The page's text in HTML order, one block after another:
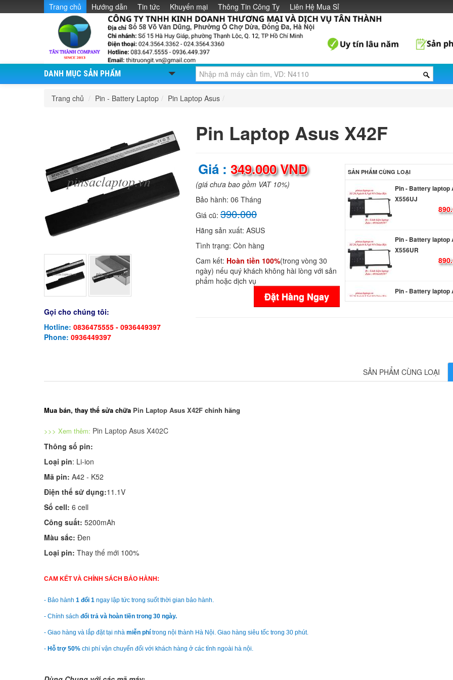
Trang chủ Hướng dẫn Tin tức Khuyến mại Thông Tin Công Ty Liên Hệ Mua Sỉ
DANH MỤC SẢN PHẨM
Trang chủ / Pin - Battery Laptop / Pin Laptop Asus /
Gọi cho chúng tôi:
Hotline: 0836475555 - 0936449397
Phone: 0936449397
Pin Laptop Asus X42F
Giá : 349.000 VND
(giá chưa bao gồm VAT 10%)
Bảo hành: 06 Tháng
Giá cũ: 390.000
Hãng sản xuất: ASUS
Tình trạng: Còn hàng
Cam kết: Hoàn tiền 100%(trong vòng 30
ngày) nếu quý khách không hài lòng với sản
phẩm hoặc dịch vụ
Đặt Hàng Ngay
SẢN PHẨM CÙNG LOẠI
Pin - Battery laptop
X556UB
Pin - Battery laptop
X556UJ
Pin - Battery laptop
X556UR
Pin - Battery laptop
X556UV
Pin - Battery Asus
SẢN PHẨM CÙNG LOẠI
​Mua bán, thay thế sửa chữa Pin Laptop Asus X42F chính hãng
>>> Xem thêm: Pin Laptop Asus X402C
Thông số pin:
Loại pin: Li-ion
Mã pin: A42 - K52
Điện thế sử dụng:11.1V
Số cell: 6 cell
Công suất: 5200mAh
Màu sắc: Đen
Loại pin: Thay thế mới 100%
CAM KẾT VÀ CHÍNH SÁCH BẢO HÀNH:
- Bảo hành 1 đổi 1 ngay lập tức trong suốt thời gian bảo hành.
- Chính sách đổi trả và hoàn tiền trong 30 ngày.
- Giao hàng và lắp đặt tại nhà miễn phí trong nội thành Hà Nội. Giao hàng siêu tốc trong 30 phút.
- Hỗ trợ 50% chi phí vận chuyển đối với khách hàng ở các tỉnh ngoài hà nội.